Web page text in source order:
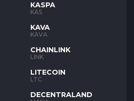
KASPA
KAS
KAVA
KAVA
CHAINLINK
LINK
LITECOIN
LTC
DECENTRALAND